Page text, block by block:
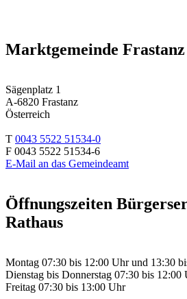
Marktgemeinde Frastanz
Sägenplatz 1
A-6820 Frastanz
Österreich
T 0043 5522 51534-0
F 0043 5522 51534-6
E-Mail an das Gemeindeamt
Öffnungszeiten
Rathaus
Montag 07:30 bis 12:00 Uhr und 13:30
Dienstag bis Donnerstag 07:30 bis 12:00
Freitag 07:30 bis 13:00 Uhr